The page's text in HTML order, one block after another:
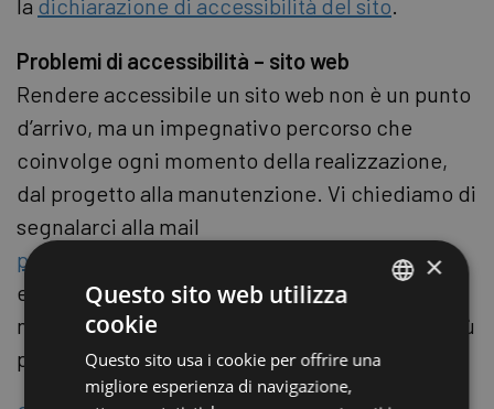
la dichiarazione di accessibilità del sito.
Problemi di accessibilità – sito web
Rendere accessibile un sito web non è un punto
d’arrivo, ma un impegnativo percorso che
coinvolge ogni momento della realizzazione,
dal progetto alla manutenzione. Vi chiediamo di
segnalarci alla mail
promozioneculturale@comune.ra.it
eventuali problemi che riscontrerete nella
navigazione. Sarà nostra cura provvedervi al più
presto.
ENGLISH
×
Questo sito web utilizza
cookie
Questo sito usa i cookie per offrire una
migliore esperienza di navigazione,